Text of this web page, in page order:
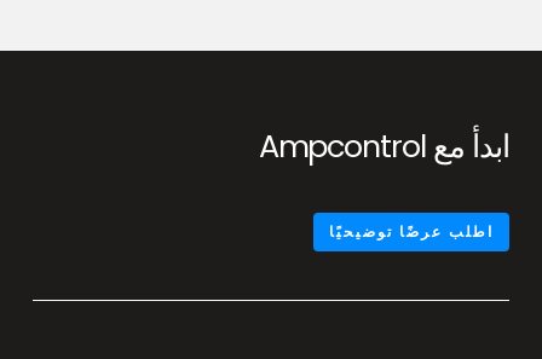
ابدأ مع Ampcontrol
اطلب عرضًا توضيحيًا